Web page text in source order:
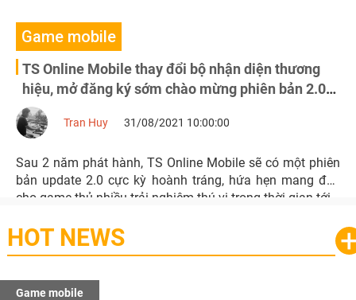
Game mobile
TS Online Mobile thay đổi bộ nhận diện thương
hiệu, mở đăng ký sớm chào mừng phiên bản 2.0
sắp ra mắt
Tran Huy 31/08/2021 10:00:00
Sau 2 năm phát hành, TS Online Mobile sẽ có một phiên
bản update 2.0 cực kỳ hoành tráng, hứa hẹn mang đến
cho game thủ nhiều trải nghiệm thú vị trong thời gian tới.
HOT NEWS
Game mobile